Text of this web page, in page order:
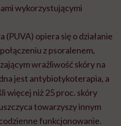
wykorzystującymi
opiera się o działanie
z psoralenem,
wrażliwość skóry na
jest antybiotykoterapia, a
więcej niż 25 proc. skóry
towarzyszy innym
funkcjonowanie.